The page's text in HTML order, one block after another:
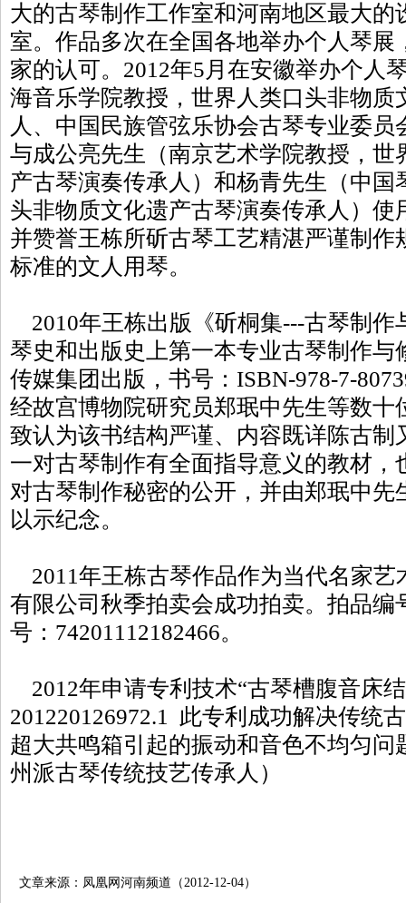
大的古琴制作工作室和河南地区最大的
室。作品多次在全国各地举办个人琴展
家的认可。2012年5月在安徽举办个人
海音乐学院教授，世界人类口头非物质
人、中国民族管弦乐协会古琴专业委
与成公亮先生（南京艺术学院教授，世
产古琴演奏传承人）和杨青先生（中
头非物质文化遗产古琴演奏传承人）使
并赞誉王栋所斫古琴工艺精湛严谨制作
标准的文人用琴。
2010年王栋出版《斫桐集---古琴制作
琴史和出版史上第一本专业古琴制作与
传媒集团出版，书号：ISBN-978-7-
经故宫博物院研究员郑珉中先生等数十
致认为该书结构严谨、内容既详陈古制
一对古琴制作有全面指导意义的教材，
对古琴制作秘密的公开，并由郑珉中先
以示纪念。
2011年王栋古琴作品作为当代名家艺
有限公司秋季拍卖会成功拍卖。拍品编
号：74201112182466。
2012年申请专利技术“古琴槽腹音床
201220126972.1 此专利成功解决传统
超大共鸣箱引起的振动和音色不均匀问
州派古琴传统技艺传承人）
文章来源：凤凰网河南频道（2012-12-04）